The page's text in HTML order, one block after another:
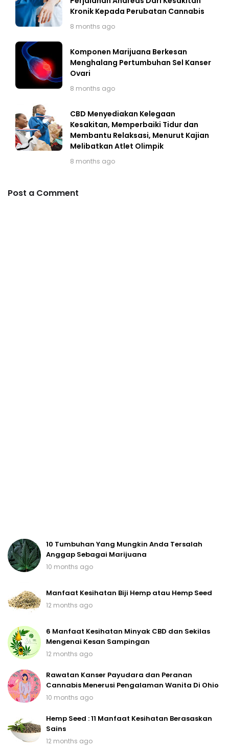
Kronik Kepada Perubatan Cannabis
8 months ago
Komponen Marijuana Berkesan
Menghalang Pertumbuhan Sel Kanser
Ovari
8 months ago
CBD Menyediakan Kelegaan
Kesakitan, Memperbaiki Tidur dan
Membantu Relaksasi, Menurut Kajian
Melibatkan Atlet Olimpik
8 months ago
Post a Comment
10 Tumbuhan Yang Mungkin Anda Tersalah
Anggap Sebagai Marijuana
10 months ago
Manfaat Kesihatan Biji Hemp atau Hemp Seed
12 months ago
6 Manfaat Kesihatan Minyak CBD dan Sekilas
Mengenai Kesan Sampingan
12 months ago
Rawatan Kanser Payudara dan Peranan
Cannabis Menerusi Pengalaman Wanita Di Ohio
10 months ago
Hemp Seed : 11 Manfaat Kesihatan Berasaskan
Sains
12 months ago